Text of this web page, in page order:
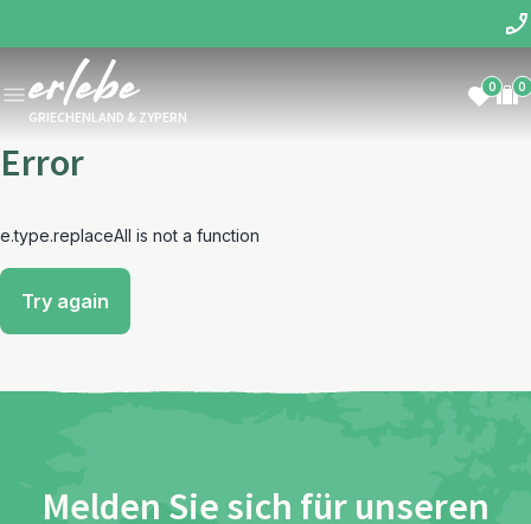
GRIECHENLAND & ZYPERN
0 0
Error
e.type.replaceAll is not a function
Try again
Melden Sie sich für unseren